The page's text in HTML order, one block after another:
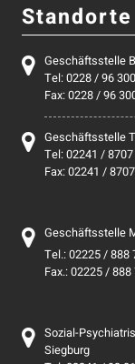
Standorte
Geschäftsstelle
Tel: 0228 / 96
Fax: 0228 / 96
Geschäftsstelle
Tel: 02241 /
Fax: 02241 /
Geschäftsstelle
Tel.: 02225 / 888
Fax.: 02225 / 888
Sozial-
Siegburg